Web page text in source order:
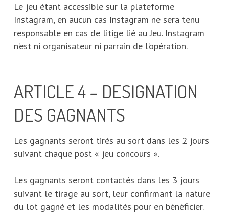
Le jeu étant accessible sur la plateforme
Instagram, en aucun cas Instagram ne sera tenu
responsable en cas de litige lié au Jeu. Instagram
n’est ni organisateur ni parrain de l’opération.
ARTICLE 4 – DESIGNATION
DES GAGNANTS
Les gagnants seront tirés au sort dans les 2 jours
suivant chaque post « jeu concours ».
Les gagnants seront contactés dans les 3 jours
suivant le tirage au sort, leur confirmant la nature
du lot gagné et les modalités pour en bénéficier.